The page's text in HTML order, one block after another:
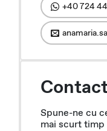
+40 724
Spune-ne cu
mai scurt timp